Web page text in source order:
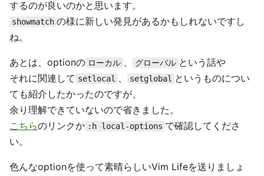
するのが良いのかと思います。
showmatch の様に新しい発見があるかもしれないですし
ね。
あとは、optionの ローカル 、 グローバル という話や
それに関連して setlocal 、 setglobal というものについ
ても紹介したかったのですが、
余り理解できていないので省きました。
こちらのリンクか :h local-options で確認してくださ
い。
色んなoptionを使って素晴らしいVim Lifeを送りましょ